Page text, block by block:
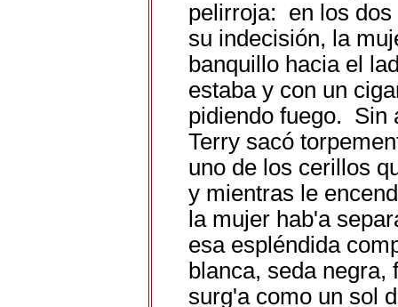
pelirroja: en los dos
su indecisión, la
banquillo hacia el
estaba y con un
pidiendo fuego. Sin
Terry sacó
uno de los cerillos
y mientras le
la mujer hab'a
esa espléndida
blanca, seda negra,
surg'a como un sol